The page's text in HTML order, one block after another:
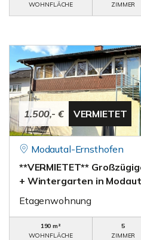
WOHNFLÄCHE
ZIMMER
1.500,- € VERMIETET
Modautal-Ernsthofen
**VERMIETET**
+ Wintergarten in
Etagenwohnung
190 m²
WOHNFLÄCHE
5
ZIMMER